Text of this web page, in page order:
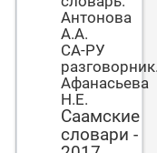
Антонова
А.А.
СА-РУ
Афанасьева
Н.Е.
Саамские
словари -